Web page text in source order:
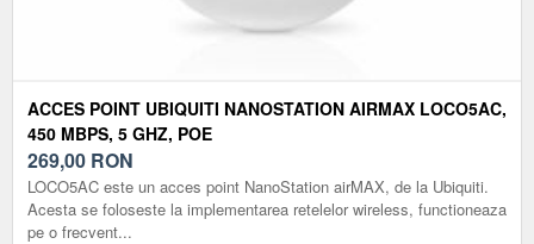
ACCES POINT UBIQUITI NANOSTATION AIRMAX LOCO5AC,
450 MBPS, 5 GHZ, POE
269,00 RON
LOCO5AC este un acces point NanoStation airMAX, de la Ubiquiti.
Acesta se foloseste la implementarea retelelor wireless, functioneaza
pe o frecvent...